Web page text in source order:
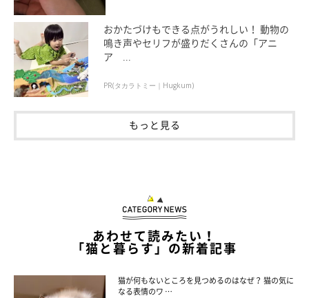
ら、食べたことを忘れているように見えることも。
興奮しやすくなったり、攻撃的になったりする
おかたづけもできる点がうれしい！ 動物の
鳴き声やセリフが盛りだくさんの「アニ
ア ...
PR(タカラトミー｜Hugkum)
もっと見る
あわせて読みたい！
「猫と暮らす」の新着記事
猫が何もないところを見つめるのはなぜ？ 猫の気に
なる表情のワ …